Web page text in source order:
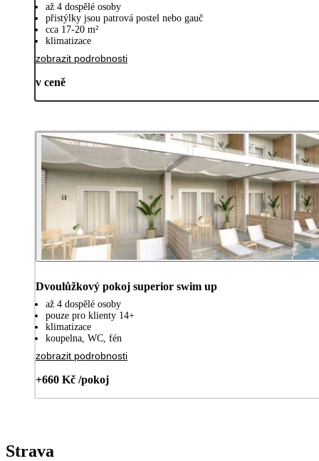
až 4 dospělé osoby
přistýlky jsou patrová postel nebo gauč
cca 17-20 m²
klimatizace
zobrazit podrobnosti
v ceně
Dvoulůžkový pokoj superior swim up
až 4 dospělé osoby
pouze pro klienty 14+
klimatizace
koupelna, WC, fén
zobrazit podrobnosti
+660 Kč /pokoj
Strava